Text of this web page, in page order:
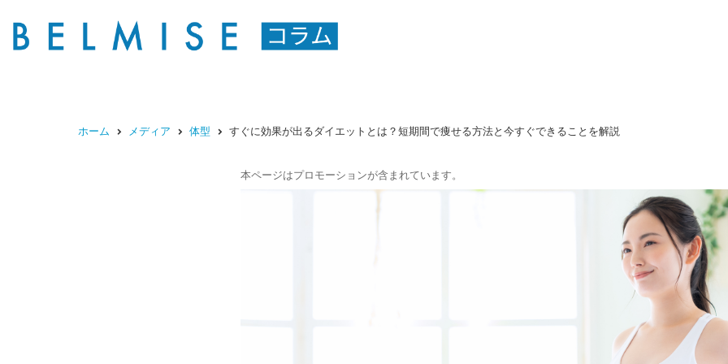
ホーム メディア 体型 すぐに効果が出るダイエットとは？短期間で痩せる方法と今すぐできることを解説
本ページはプロモーションが含まれています。